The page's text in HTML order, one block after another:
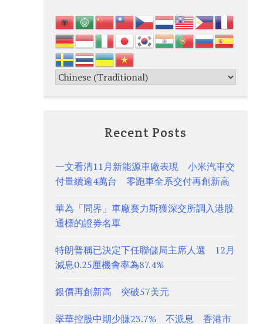
Recent Posts
一文看清11月新能源車廠表現 小米汽車交
付量續逾4萬台 零跑車全系交付再創新高
華為「問界」車廠賽力斯獲深交所調入港股
通標的證券名單
特朗普稱已決定下任聯儲局主席人選 12月
減息0.25厘機會率為87.4%
銀價再創新高 突破57美元
翠華控股中期少賺23.7% 不派息 香港市